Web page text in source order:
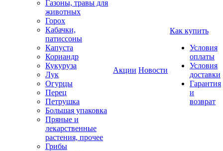
Газоны, травы для
животных
Горох
Кабачки,
патиссоны
Капуста
Кориандр
Кукуруза
Лук
Огурцы
Перец
Петрушка
Большая упаковка
Пряные и
лекарственные
растения, прочее
Грибы
Акции Новости
Как купить
Условия
оплаты
Условия
доставки
Гарантия
и
возврат